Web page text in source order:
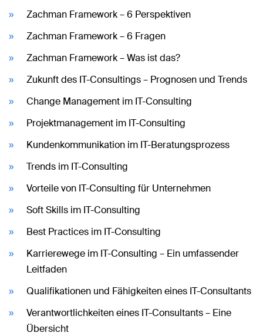
Zachman Framework – 6 Perspektiven
Zachman Framework – 6 Fragen
Zachman Framework – Was ist das?
Zukunft des IT-Consultings – Prognosen und Trends
Change Management im IT-Consulting
Projektmanagement im IT-Consulting
Kundenkommunikation im IT-Beratungsprozess
Trends im IT-Consulting
Vorteile von IT-Consulting für Unternehmen
Soft Skills im IT-Consulting
Best Practices im IT-Consulting
Karrierewege im IT-Consulting – Ein umfassender
Leitfaden
Qualifikationen und Fähigkeiten eines IT-Consultants
Verantwortlichkeiten eines IT-Consultants – Eine
Übersicht